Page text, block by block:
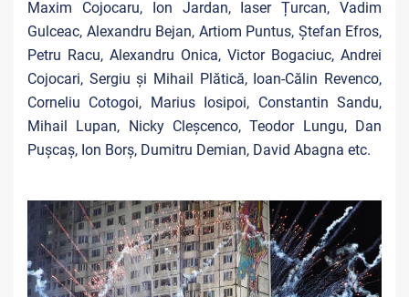
Maxim Cojocaru, Ion Jardan, Iaser Țurcan, Vadim
Gulceac, Alexandru Bejan, Artiom Puntus, Ștefan Efros,
Petru Racu, Alexandru Onica, Victor Bogaciuc, Andrei
Cojocari, Sergiu și Mihail Plătică, Ioan-Călin Revenco,
Corneliu Cotogoi, Marius Iosipoi, Constantin Sandu,
Mihail Lupan, Nicky Cleșcenco, Teodor Lungu, Dan
Pușcaș, Ion Borș, Dumitru Demian, David Abagna etc.